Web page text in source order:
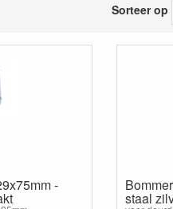
Sorteer op
-
staal